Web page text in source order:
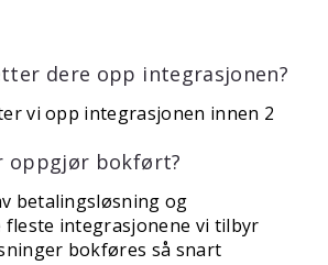
dere opp integrasjonen?
vi opp integrasjonen innen 2
oppgjør bokført?
betalingsløsning og
fleste integrasjonene vi tilbyr
bokføres så snart